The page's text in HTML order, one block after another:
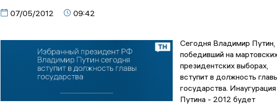
07/05/2012 09:42
Сегодня Владимир Путин,
победивший на
президентских выборах,
вступит в должность
государства. Инаугурация
Путина - 2012 будет